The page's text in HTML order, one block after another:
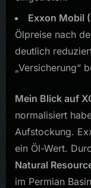
Exxon Mobil
Ölpreise nach
deutlich
„Versicherung“
Mein Blick auf
normalisiert
Aufstockung.
ein Öl-Wert.
Natural
im Permian